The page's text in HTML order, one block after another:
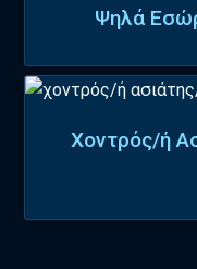
Ψηλά
Χοντρός/ή